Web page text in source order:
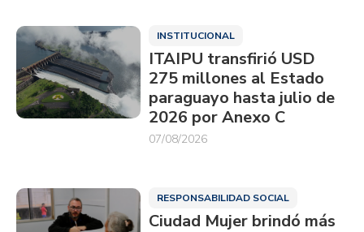
INSTITUCIONAL
ITAIPU transfirió USD
275 millones al Estado
paraguayo hasta julio de
2026 por Anexo C
07/08/2026
RESPONSABILIDAD SOCIAL
Ciudad Mujer brindó más